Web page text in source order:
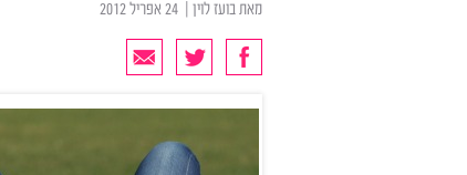
מאתבועז לוין